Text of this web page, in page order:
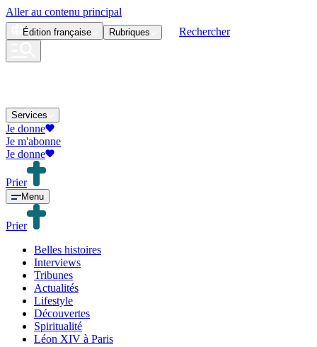
Aller au contenu principal
Édition française Rubriques Rechercher
Services
Je donne
Je m'abonne
Je donne
Prier
Menu
Prier
Belles histoires
Interviews
Tribunes
Actualités
Lifestyle
Découvertes
Spiritualité
Léon XIV à Paris